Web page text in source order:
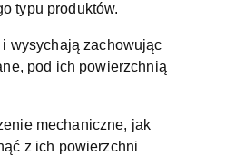
typu produktów.
wysychają zachowując
pod ich powierzchnią
mechaniczne, jak
z ich powierzchni